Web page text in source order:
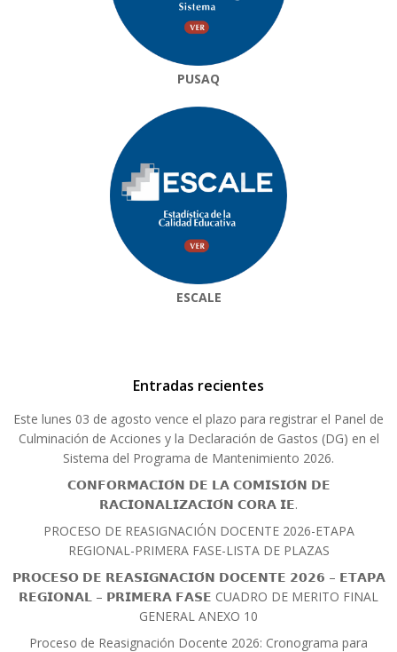
PUSAQ
ESCALE
Entradas recientes
Este lunes 03 de agosto vence el plazo para registrar el Panel de
Culminación de Acciones y la Declaración de Gastos (DG) en el
Sistema del Programa de Mantenimiento 2026.
𝗖𝗢𝗡𝗙𝗢𝗥𝗠𝗔𝗖𝗜𝗢́𝗡 𝗗𝗘 𝗟𝗔 𝗖𝗢𝗠𝗜𝗦𝗜𝗢́𝗡 𝗗𝗘
𝗥𝗔𝗖𝗜𝗢𝗡𝗔𝗟𝗜𝗭𝗔𝗖𝗜𝗢́𝗡 𝗖𝗢𝗥𝗔 𝗜𝗘.
PROCESO DE REASIGNACIÓN DOCENTE 2026-ETAPA
REGIONAL-PRIMERA FASE-LISTA DE PLAZAS
𝗣𝗥𝗢𝗖𝗘𝗦𝗢 𝗗𝗘 𝗥𝗘𝗔𝗦𝗜𝗚𝗡𝗔𝗖𝗜𝗢́𝗡 𝗗𝗢𝗖𝗘𝗡𝗧𝗘 𝟮𝟬𝟮𝟲 – 𝗘𝗧𝗔𝗣𝗔
𝗥𝗘𝗚𝗜𝗢𝗡𝗔𝗟 – 𝗣𝗥𝗜𝗠𝗘𝗥𝗔 𝗙𝗔𝗦𝗘 CUADRO DE MERITO FINAL
GENERAL ANEXO 10
Proceso de Reasignación Docente 2026: Cronograma para